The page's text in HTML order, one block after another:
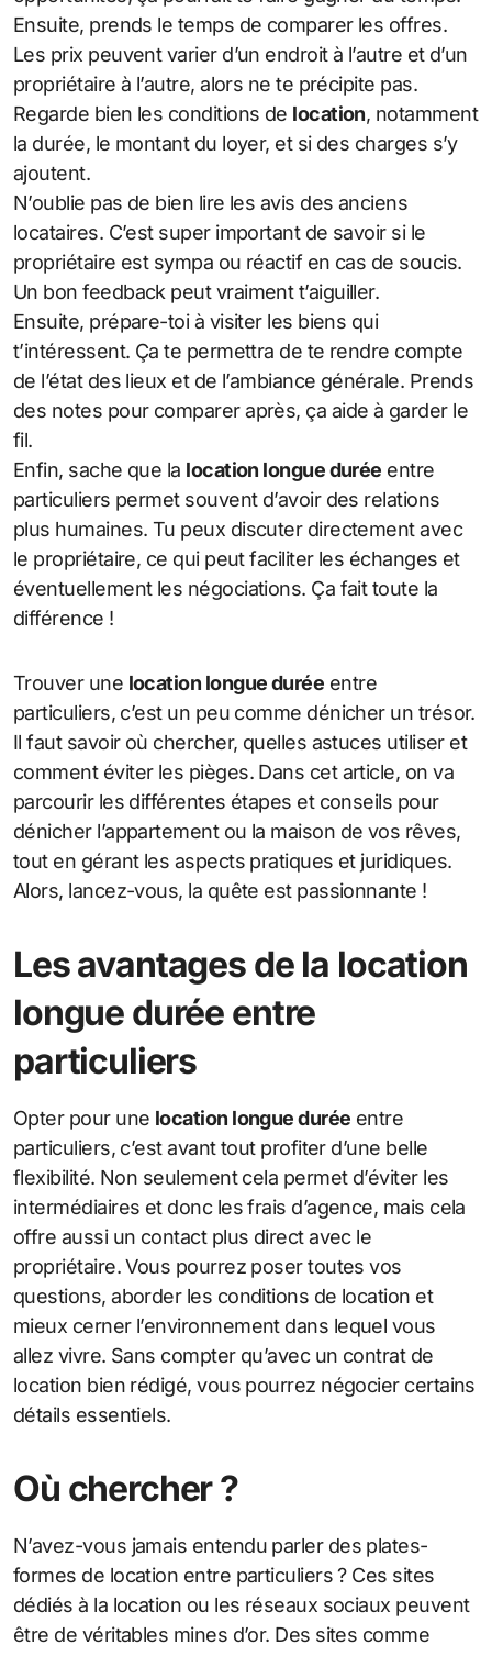
Ensuite, prends le temps de comparer les offres.
Les prix peuvent varier d’un endroit à l’autre et d’un
propriétaire à l’autre, alors ne te précipite pas.
Regarde bien les conditions de location, notamment
la durée, le montant du loyer, et si des charges s’y
ajoutent.
N’oublie pas de bien lire les avis des anciens
locataires. C’est super important de savoir si le
propriétaire est sympa ou réactif en cas de soucis.
Un bon feedback peut vraiment t’aiguiller.
Ensuite, prépare-toi à visiter les biens qui
t’intéressent. Ça te permettra de te rendre compte
de l’état des lieux et de l’ambiance générale. Prends
des notes pour comparer après, ça aide à garder le
fil.
Enfin, sache que la location longue durée entre
particuliers permet souvent d’avoir des relations
plus humaines. Tu peux discuter directement avec
le propriétaire, ce qui peut faciliter les échanges et
éventuellement les négociations. Ça fait toute la
différence !
Trouver une location longue durée entre
particuliers, c’est un peu comme dénicher un trésor.
Il faut savoir où chercher, quelles astuces utiliser et
comment éviter les pièges. Dans cet article, on va
parcourir les différentes étapes et conseils pour
dénicher l’appartement ou la maison de vos rêves,
tout en gérant les aspects pratiques et juridiques.
Alors, lancez-vous, la quête est passionnante !
Les avantages de la location
longue durée entre
particuliers
Opter pour une location longue durée entre
particuliers, c’est avant tout profiter d’une belle
flexibilité. Non seulement cela permet d’éviter les
intermédiaires et donc les frais d’agence, mais cela
offre aussi un contact plus direct avec le
propriétaire. Vous pourrez poser toutes vos
questions, aborder les conditions de location et
mieux cerner l’environnement dans lequel vous
allez vivre. Sans compter qu’avec un contrat de
location bien rédigé, vous pourrez négocier certains
détails essentiels.
Où chercher ?
N’avez-vous jamais entendu parler des plates-
formes de location entre particuliers ? Ces sites
dédiés à la location ou les réseaux sociaux peuvent
être de véritables mines d’or. Des sites comme